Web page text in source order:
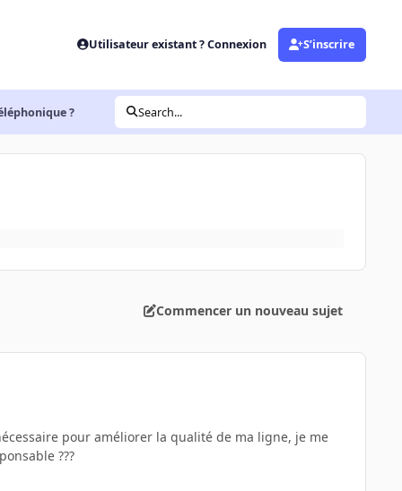
Utilisateur existant ? Connexion S’inscrire
? Search...
Commencer un nouveau sujet
pour améliorer la qualité de ma ligne, je me
???